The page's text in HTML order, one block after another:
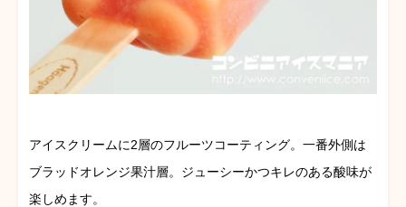
アイスクリームに2層のフルーツコーティング。一番外側は
ブラッドオレンジ果汁層。ジューシーかつキレのある酸味が
楽しめます。